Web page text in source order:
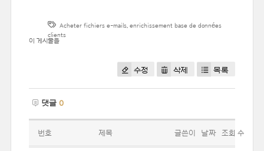
Acheter fichiers e-mails, enrichissement base de données
clients
이 게시물을
수정 삭제 목록
댓글 0
번호 제목 글쓴이 날짜 조회 수